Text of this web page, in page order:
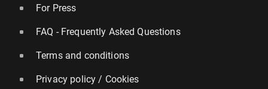
For Press
FAQ - Frequently Asked Questions
Terms and conditions
Privacy policy / Cookies